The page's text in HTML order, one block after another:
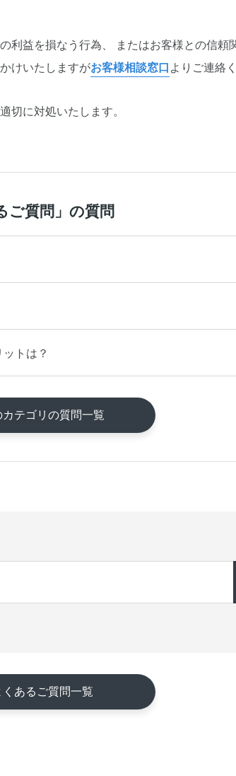
利益を損なう行為、 またはお客様との信頼
けいたしますがお客様相談窓口よりご連絡
切に対処いたします。
ご質問」の質問
トは？
カテゴリの質問一覧
くあるご質問一覧